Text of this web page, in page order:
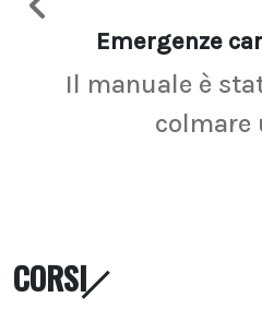
Emergenze
Il manuale è
colmare
CORSI